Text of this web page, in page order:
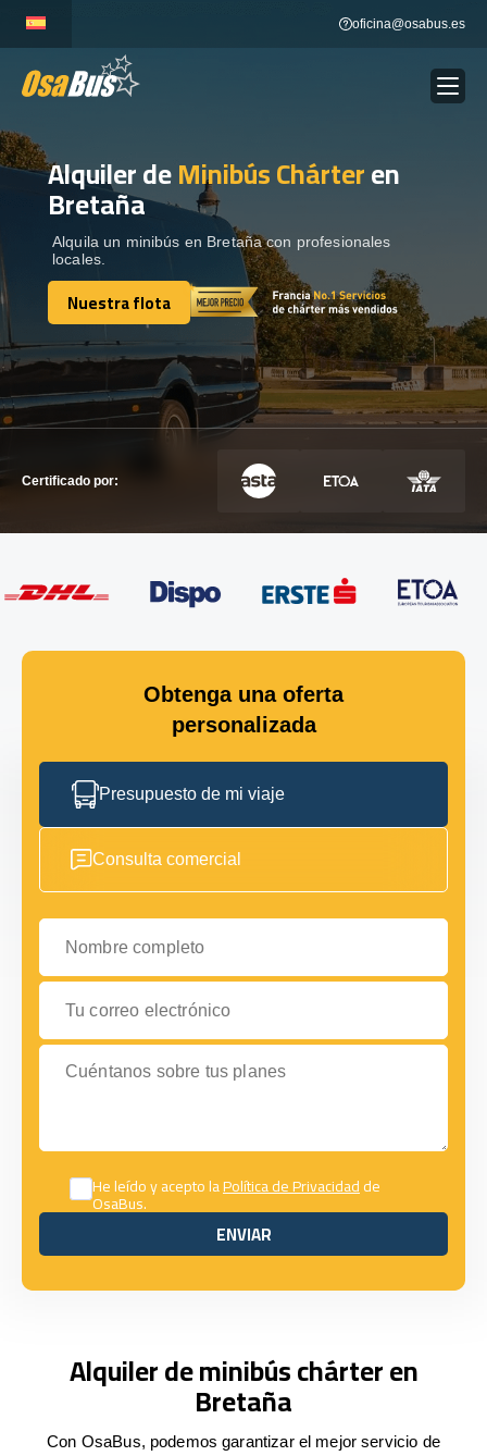
content
oficina@osabus.es
ALQUILER DE AUTOCARES Show dropdown
DESTINOS
RECORRIDAS Show dropdown
Alquiler deMinibús Chárteren
Bretaña
Alquila un minibús en Bretaña con profesionales
locales.
Nuestra flota
Nuestra flota
Certificado por:
Obtenga una oferta
personalizada
Presupuesto de mi viaje
Consulta comercial
Nombre completo
Tu correo electrónico
Cuéntanos sobre tus planes
He leído y acepto laPolítica de Privacidadde
OsaBus.
ENVIAR
ENVIAR
Alquiler de minibús chárter en
Bretaña
Con OsaBus, podemos garantizar el mejor servicio de